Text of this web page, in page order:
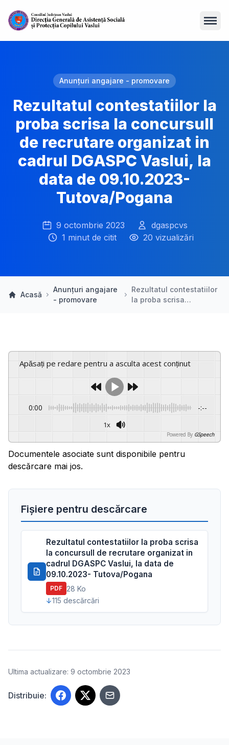
Anunțuri angajare - promovare
Rezultatul contestatiilor la
proba scrisa la concursull
de recrutare organizat in
cadrul DGASPC Vaslui, la
data de 09.10.2023-
Tutova/Pogana
9 octombrie 2023
dgaspcvs
1 minut de citit
20 vizualizări
Acasă
Anunțuri angajare
- promovare
Rezultatul contestatiilor
la proba scrisa…
Apăsați pe redare pentru a asculta acest conținut
0:00 -:--
1x
Powered By GSpeech
Documentele asociate sunt disponibile pentru
descărcare mai jos.
Fișiere pentru descărcare
Rezultatul contestatiilor la proba scrisa
la concursull de recrutare organizat in
cadrul DGASPC Vaslui, la data de
09.10.2023- Tutova/Pogana
PDF 28 Ko
115 descărcări
Ultima actualizare: 9 octombrie 2023
Distribuie: